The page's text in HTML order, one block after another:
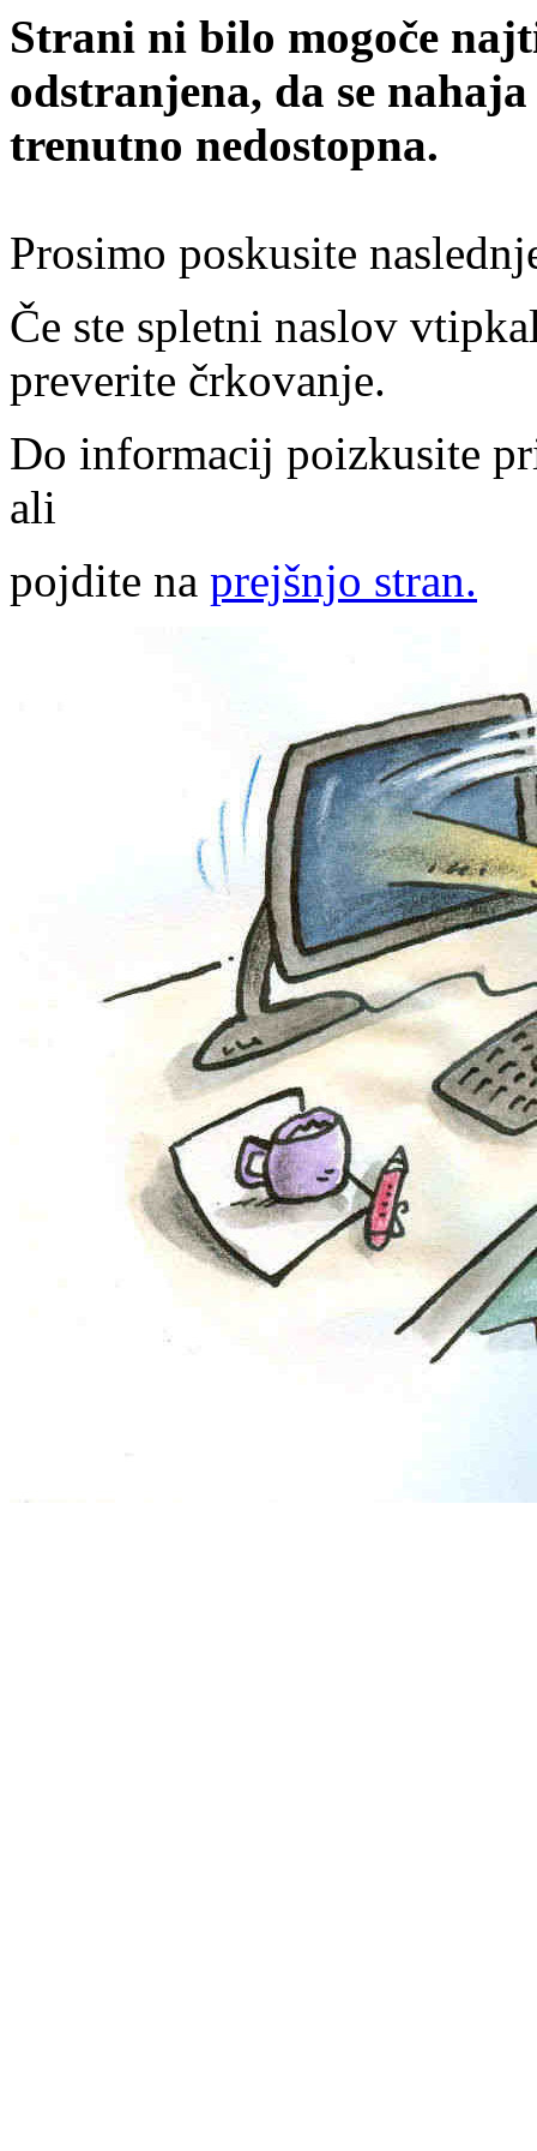
Strani ni bilo mogoče
odstranjena, da se
trenutno nedostopna.
Prosimo poskusite
Če ste spletni naslov
preverite črkovanje.
Do informacij poizkusite
ali
pojdite na prejšnjo stran.